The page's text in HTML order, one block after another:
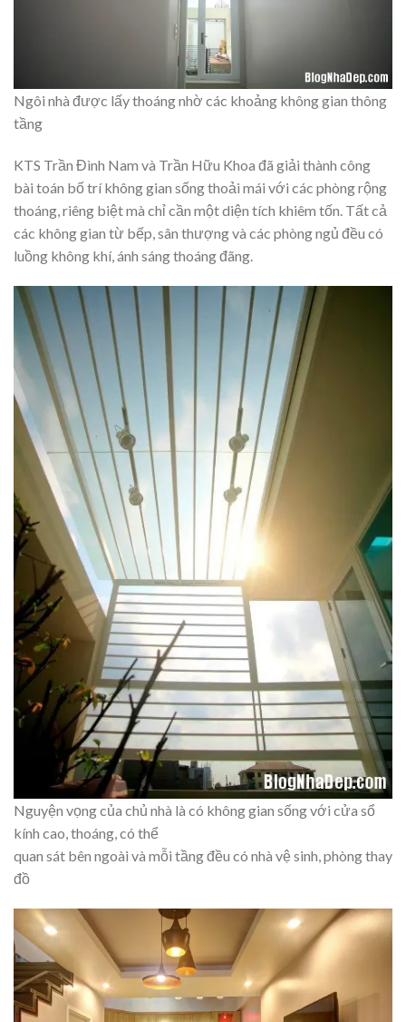
Ngôi nhà được lấy thoáng nhờ các khoảng không gian thông
tầng
KTS Trần Đình Nam và Trần Hữu Khoa đã giải thành công
bài toán bố trí không gian sống thoải mái với các phòng rộng
thoáng, riêng biệt mà chỉ cần một diện tích khiêm tốn. Tất cả
các không gian từ bếp, sân thượng và các phòng ngủ đều có
luồng không khí, ánh sáng thoáng đãng.
Nguyện vọng của chủ nhà là có không gian sống với cửa sổ
kính cao, thoáng, có thể
quan sát bên ngoài và mỗi tầng đều có nhà vệ sinh, phòng thay
đồ